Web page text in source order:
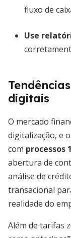
fluxo de
Use
digitais
O mercado
digitalização, e
com processos
abertura de
análise de
transacional
realidade do
Além de tarifas